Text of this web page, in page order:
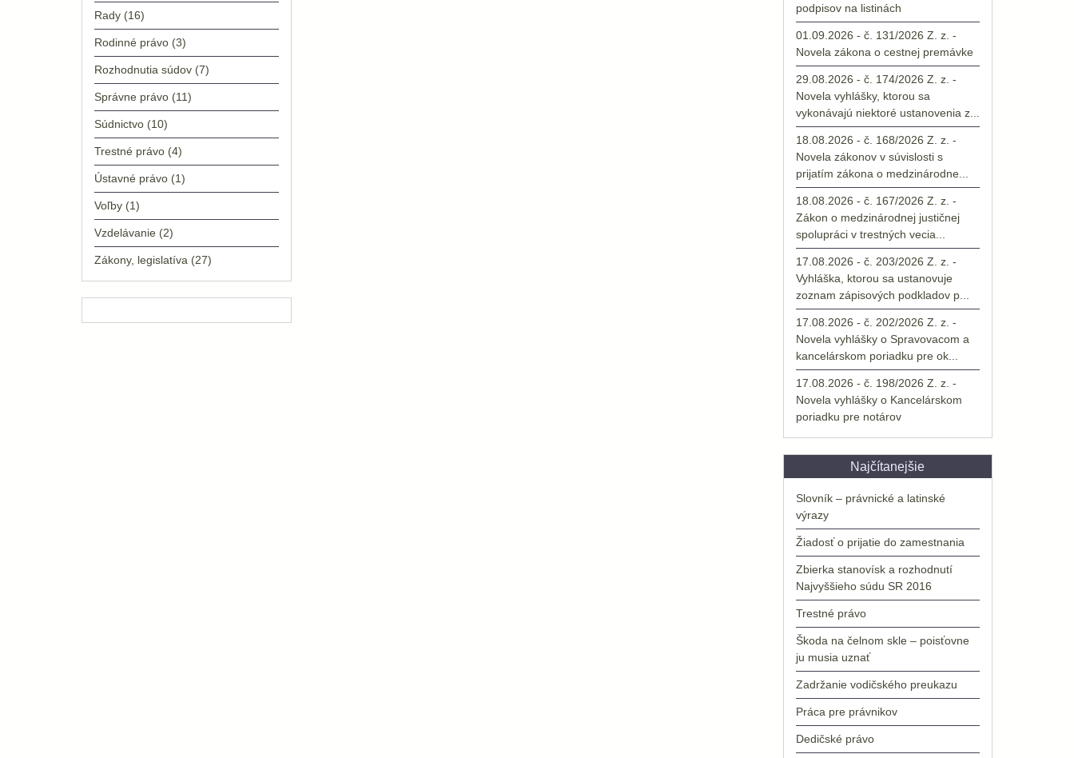
podpisov na listinách
01.09.2026 - č. 131/2026 Z. z. -
Novela zákona o cestnej premávke
29.08.2026 - č. 174/2026 Z. z. -
Novela vyhlášky, ktorou sa
vykonávajú niektoré ustanovenia z...
18.08.2026 - č. 168/2026 Z. z. -
Novela zákonov v súvislosti s
prijatím zákona o medzinárodne...
18.08.2026 - č. 167/2026 Z. z. -
Zákon o medzinárodnej justičnej
spolupráci v trestných vecia...
17.08.2026 - č. 203/2026 Z. z. -
Vyhláška, ktorou sa ustanovuje
zoznam zápisových podkladov p...
17.08.2026 - č. 202/2026 Z. z. -
Novela vyhlášky o Spravovacom a
kancelárskom poriadku pre ok...
17.08.2026 - č. 198/2026 Z. z. -
Novela vyhlášky o Kancelárskom
poriadku pre notárov
Najčítanejšie
Slovník – právnické a latinské
výrazy
Žiadosť o prijatie do zamestnania
Zbierka stanovísk a rozhodnutí
Najvyššieho súdu SR 2016
Trestné právo
Škoda na čelnom skle – poisťovne
ju musia uznať
Zadržanie vodičského preukazu
Práca pre právnikov
Dedičské právo
Rady (16)
Rodinné právo (3)
Rozhodnutia súdov (7)
Správne právo (11)
Súdnictvo (10)
Trestné právo (4)
Ústavné právo (1)
Voľby (1)
Vzdelávanie (2)
Zákony, legislatíva (27)